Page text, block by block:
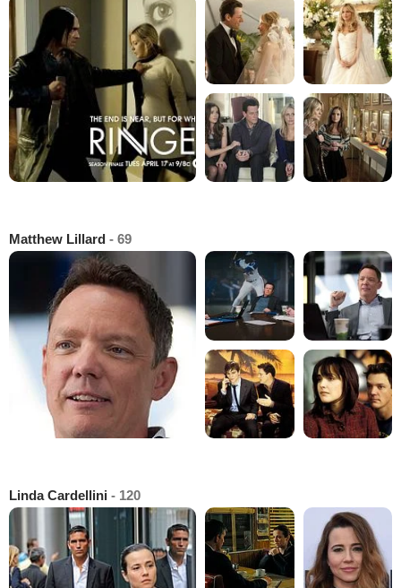
Matthew Lillard - 69
Linda Cardellini - 120